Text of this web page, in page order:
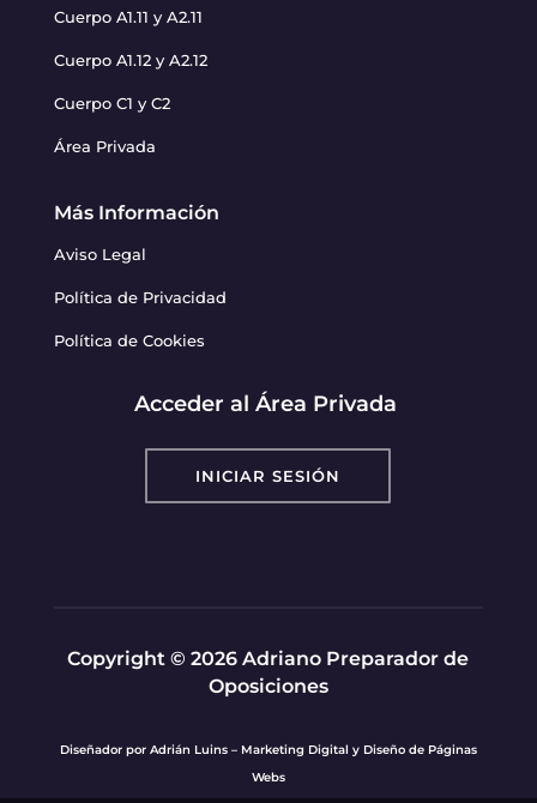
Cuerpo A1.11 y A2.11
Cuerpo A1.12 y A2.12
Cuerpo C1 y C2
Área Privada
Más Información
Aviso Legal
Política de Privacidad
Política de Cookies
Acceder al Área Privada
INICIAR SESIÓN
Copyright © 2026 Adriano Preparador de
Oposiciones
Diseñador por Adrián Luins – Marketing Digital y Diseño de Páginas
Webs